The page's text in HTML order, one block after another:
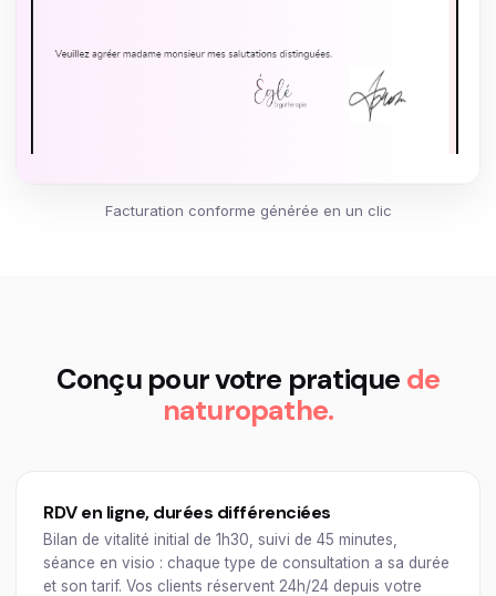
Facturation conforme générée en un clic
Conçu pour votre pratique de
naturopathe.
RDV en ligne, durées différenciées
Bilan de vitalité initial de 1h30, suivi de 45 minutes,
séance en visio : chaque type de consultation a sa durée
et son tarif. Vos clients réservent 24h/24 depuis votre